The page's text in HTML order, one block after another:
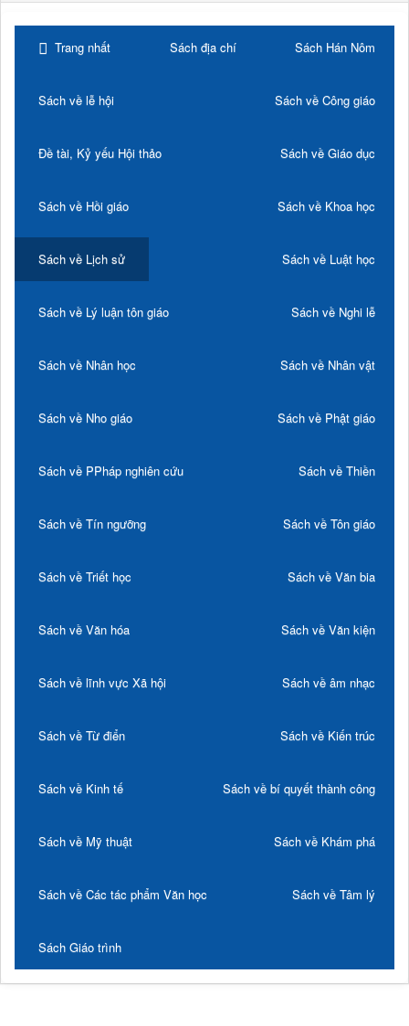
Trang nhất Sách địa chí Sách Hán Nôm
Sách về lễ hội Sách về Công giáo
Đề tài, Kỷ yếu Hội thảo Sách về Giáo dục
Sách về Hồi giáo Sách về Khoa học
Sách về Lịch sử Sách về Luật học
Sách về Lý luận tôn giáo Sách về Nghi lễ
Sách về Nhân học Sách về Nhân vật
Sách về Nho giáo Sách về Phật giáo
Sách về PPháp nghiên cứu Sách về Thiền
Sách về Tín ngưỡng Sách về Tôn giáo
Sách về Triết học Sách về Văn bia
Sách về Văn hóa Sách về Văn kiện
Sách về lĩnh vực Xã hội Sách về âm nhạc
Sách về Từ điển Sách về Kiến trúc
Sách về Kinh tế Sách về bí quyết thành công
Sách về Mỹ thuật Sách về Khám phá
Sách về Các tác phẩm Văn học Sách về Tâm lý
Sách Giáo trình